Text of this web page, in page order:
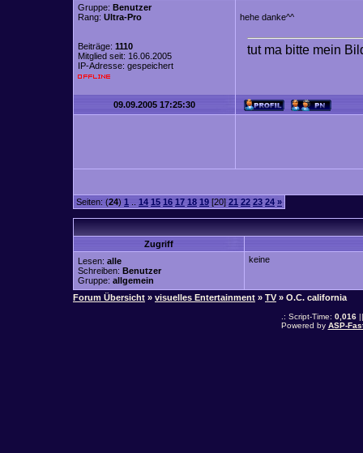
Gruppe: Benutzer
Rang: Ultra-Pro
Beiträge: 1110
Mitglied seit: 16.06.2005
IP-Adresse: gespeichert
hehe danke^^
tut ma bitte mein
09.09.2005 17:25:30
Seiten: (24) 1 14 15 16 17 18 19 [20] 21 22 23 24 »
Zugriff
Lesen: alle
Schreiben: Benutzer
Gruppe: allgemein
keine
Forum Übersicht » visuelles Entertainment » TV » O.C. california
.: Script-Time: 0,016||
Powered by ASP-